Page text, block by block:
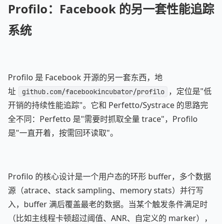
Profilo：Facebook 的另一套性能追踪
系统
Profilo 是 Facebook 开源的另一套东西，地
址
github.com/facebookincubator/profilo ，定位是"低
开销的持续性能追踪"。它和 Perfetto/Systrace 的思路完
全不同：Perfetto 是"需要时抓取全量 trace"，Profilo
是"一直开着，按需回环读取"。
Profilo 的核心设计是一个用户态的环形 buffer，多个数据
源（atrace、stack sampling、memory stats）并行写
入，buffer 满后覆盖最老的数据。当某个触发条件满足时
（比如主线程卡顿超过阈值、ANR、自定义的 marker），